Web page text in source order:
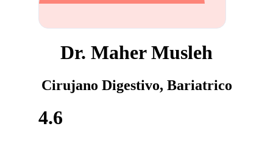
Dr. Maher Musleh
Cirujano Digestivo, Bariatrico
4.6